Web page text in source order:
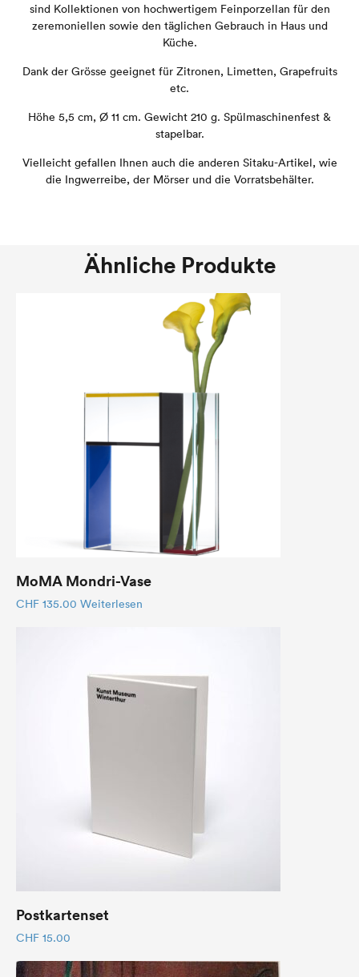
sind Kollektionen von hochwertigem Feinporzellan für den
zeremoniellen sowie den täglichen Gebrauch in Haus und
Küche.
Dank der Grösse geeignet für Zitronen, Limetten, Grapefruits
etc.
Höhe 5,5 cm, Ø 11 cm. Gewicht 210 g. Spülmaschinenfest &
stapelbar.
Vielleicht gefallen Ihnen auch die anderen Sitaku-Artikel, wie
die Ingwerreibe, der Mörser und die Vorratsbehälter.
Ähnliche Produkte
MoMA Mondri-Vase
CHF 135.00 Weiterlesen
Postkartenset
CHF 15.00